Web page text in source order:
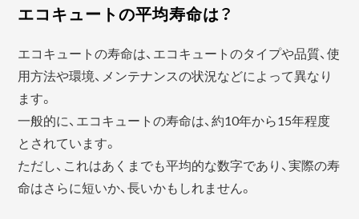
エコキュートの平均寿命は？
エコキュートの寿命は、エコキュートのタイプや品質、使
用方法や環境、メンテナンスの状況などによって異なり
ます。
一般的に、エコキュートの寿命は、約10年から15年程度
とされています。
ただし、これはあくまでも平均的な数字であり、実際の寿
命はさらに短いか、長いかもしれません。